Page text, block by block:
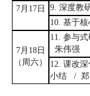
7月 17日 9.深度教
10. 基于
7月 18日
（周六）
11.参与
朱伟强
12.课改深
小结
/ 郑